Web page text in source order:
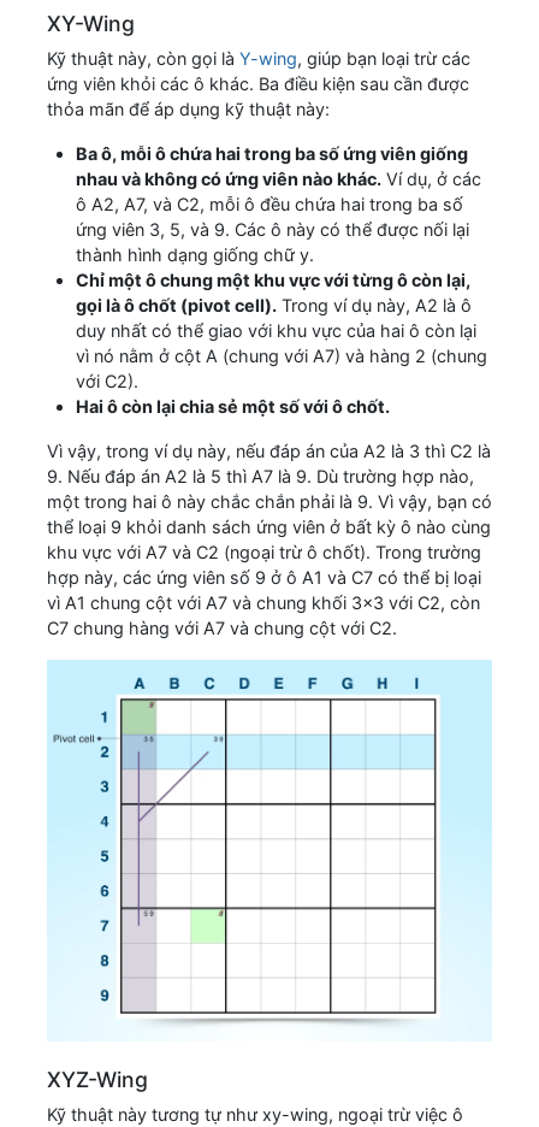
XY-Wing
Kỹ thuật này, còn gọi là Y-wing, giúp bạn loại trừ các
ứng viên khỏi các ô khác. Ba điều kiện sau cần được
thỏa mãn để áp dụng kỹ thuật này:
Ba ô, mỗi ô chứa hai trong ba số ứng viên giống
nhau và không có ứng viên nào khác. Ví dụ, ở các
ô A2, A7, và C2, mỗi ô đều chứa hai trong ba số
ứng viên 3, 5, và 9. Các ô này có thể được nối lại
thành hình dạng giống chữ y.
Chỉ một ô chung một khu vực với từng ô còn lại,
gọi là ô chốt (pivot cell). Trong ví dụ này, A2 là ô
duy nhất có thể giao với khu vực của hai ô còn lại
vì nó nằm ở cột A (chung với A7) và hàng 2 (chung
với C2).
Hai ô còn lại chia sẻ một số với ô chốt.
Vì vậy, trong ví dụ này, nếu đáp án của A2 là 3 thì C2 là
9. Nếu đáp án A2 là 5 thì A7 là 9. Dù trường hợp nào,
một trong hai ô này chắc chắn phải là 9. Vì vậy, bạn có
thể loại 9 khỏi danh sách ứng viên ở bất kỳ ô nào cùng
khu vực với A7 và C2 (ngoại trừ ô chốt). Trong trường
hợp này, các ứng viên số 9 ở ô A1 và C7 có thể bị loại
vì A1 chung cột với A7 và chung khối 3x3 với C2, còn
C7 chung hàng với A7 và chung cột với C2.
XYZ-Wing
Kỹ thuật này tương tự như xy-wing, ngoại trừ việc ô